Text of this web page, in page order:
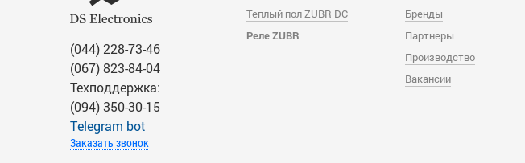
(044) 228-73-46
(067) 823-84-04
Техподдержка:
(094) 350-30-15
Тelegram bot
Заказать звонок
Теплый пол ZUBR DC
Реле ZUBR
Бренды
Партнеры
Производство
Вакансии